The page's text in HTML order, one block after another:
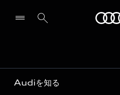
Audiを知る